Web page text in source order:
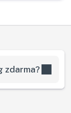
zdarma?